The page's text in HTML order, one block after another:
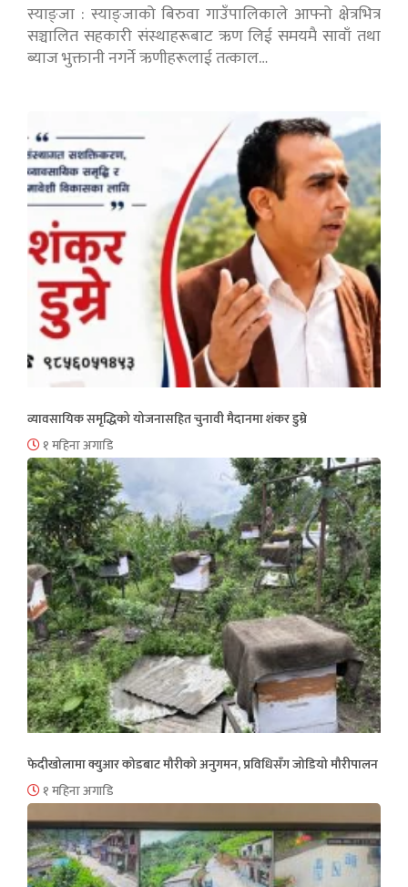
स्याङ्जा : स्याङ्जाको बिरुवा गाउँपालिकाले आफ्नो क्षेत्रभित्र
सञ्चालित सहकारी संस्थाहरूबाट ऋण लिई समयमै सावाँ तथा
ब्याज भुक्तानी नगर्ने ऋणीहरूलाई तत्काल…
व्यावसायिक समृद्धिको योजनासहित चुनावी मैदानमा शंकर डुम्रे
१ महिना अगाडि
फेदीखोलामा क्युआर कोडबाट मौरीको अनुगमन, प्रविधिसँग जोडियो मौरीपालन
१ महिना अगाडि